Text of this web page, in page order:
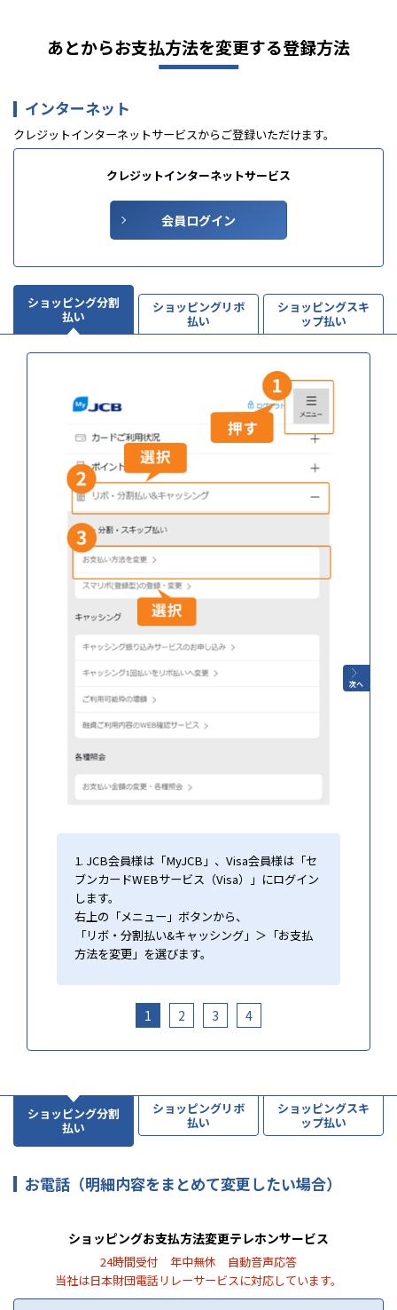
あとからお支払方法を変更する登録方法
インターネット
クレジットインターネットサービスからご登録いただけます。
クレジットインターネットサービス
会員ログイン
ショッピング分割
払い
ショッピングリボ
払い
ショッピングスキ
ップ払い
1. JCB会員様は「MyJCB」、Visa会員様は「セ
ブンカードWEBサービス（Visa）」にログイン
します。
右上の「メニュー」ボタンから、
「リボ・分割払い&キャッシング」＞「お支払
方法を変更」を選びます。
次へ
1 2 3 4
ショッピング分割
払い
ショッピングリボ
払い
ショッピングスキ
ップ払い
お電話（明細内容をまとめて変更したい場合）
ショッピングお支払方法変更テレホンサービス
24時間受付 年中無休 自動音声応答
当社は日本財団電話リレーサービスに対応しています。